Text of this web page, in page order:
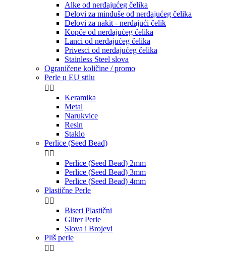
Alke od nerđajućeg čelika
Delovi za minđuše od nerđajućeg čelika
Delovi za nakit - nerđajući čelik
Kopče od nerđajućeg čelika
Lanci od nerđajućeg čelika
Privesci od nerđajućeg čelika
Stainless Steel slova
Ograničene količine / promo
Perle u EU stilu
 
Keramika
Metal
Narukvice
Resin
Staklo
Perlice (Seed Bead)
 
Perlice (Seed Bead) 2mm
Perlice (Seed Bead) 3mm
Perlice (Seed Bead) 4mm
Plastične Perle
 
Biseri Plastični
Gliter Perle
Slova i Brojevi
Pliš perle
 